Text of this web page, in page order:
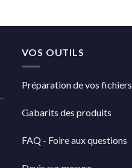
VOS OUTILS
Préparation de vos fichiers
Gabarits des produits
FAQ - Foire aux questions